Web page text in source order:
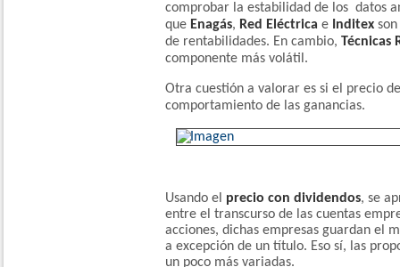
comprobar la estabilidad de los datos
que Enagás, Red Eléctrica e Inditex
de rentabilidades. En cambio, Técnicas
componente más volátil.
Otra cuestión a valorar es si el precio
comportamiento de las ganancias.
Usando el precio con dividendos, se
entre el transcurso de las cuentas
acciones, dichas empresas guardan el
a excepción de un título. Eso sí, las
un poco más variadas.